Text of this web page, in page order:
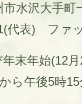
水沢大手町
代表)
ファ
末年始(12
ら午後5時